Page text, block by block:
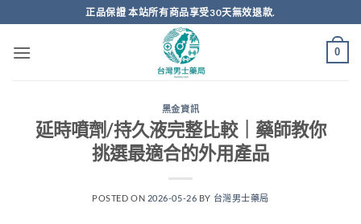
轉
正品保證 本站所有商品享受30天無效退款.
0
黑金資訊
延時噴劑/持久液完整比較｜藥師教你
挑選最適合的外用產品
POSTED ON 2026-05-26 BY 台灣男士藥局